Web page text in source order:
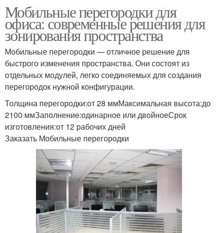
Мобильные перегородки для
офиса: современные решения для
зонирования пространства
Мобильные перегородки — отличное решение для
быстрого изменения пространства. Они состоят из
отдельных модулей, легко соединяемых для создания
перегородок нужной конфигурации.
Толщина перегородки:от 28 ммМаксимальная высота:до
2100 ммЗаполнение:одинарное или двойноеСрок
изготовления:от 12 рабочих дней
Заказать Мобильные перегородки